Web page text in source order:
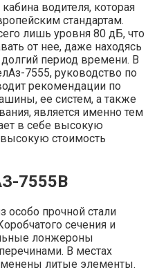
водителя, которая
стандартам.
лишь уровня 80 дБ, что
от нее, даже находясь
период времени. В
7555, руководство по
рекомендации по
ее систем, а также
является именно тем
в себе высокую
стоимость
7555В
особо прочной стали
сечения и
лонжероны
В местах
литые элементы.